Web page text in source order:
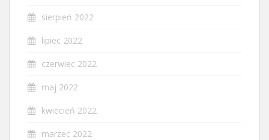
sierpień 2022
lipiec 2022
czerwiec 2022
maj 2022
kwiecień 2022
marzec 2022